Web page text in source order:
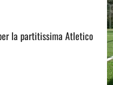
la partitissima Atletico